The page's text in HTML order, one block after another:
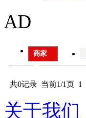
AD
商家
域：
共0记录 当前1/1页 1
关于我们